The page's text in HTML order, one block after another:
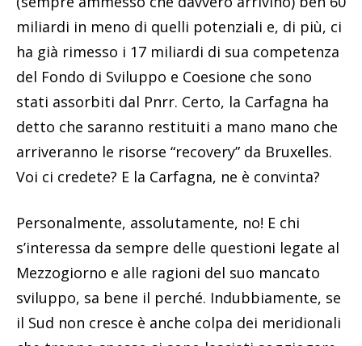
miliardi in meno di quelli potenziali e, di più, ci
ha già rimesso i 17 miliardi di sua competenza
del Fondo di Sviluppo e Coesione che sono
stati assorbiti dal Pnrr. Certo, la Carfagna ha
detto che saranno restituiti a mano mano che
arriveranno le risorse “recovery” da Bruxelles.
Voi ci credete? E la Carfagna, ne è convinta?
Personalmente, assolutamente, no! E chi
s’interessa da sempre delle questioni legate al
Mezzogiorno e alle ragioni del suo mancato
sviluppo, sa bene il perché. Indubbiamente, se
il Sud non cresce è anche colpa dei meridionali